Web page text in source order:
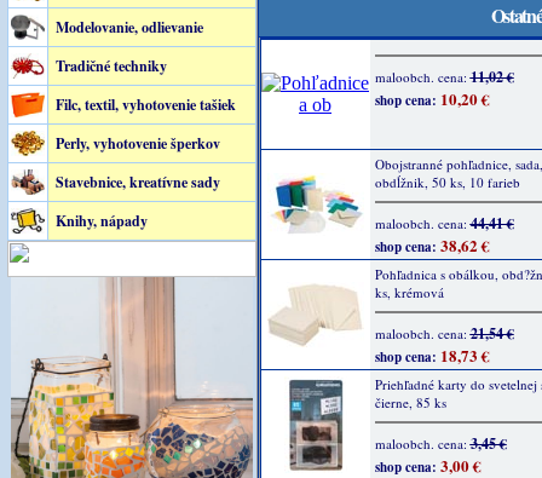
Modelovanie, odlievanie
Tradičné techniky
Filc, textil, vyhotovenie tašiek
Perly, vyhotovenie šperkov
Stavebnice, kreatívne sady
Knihy, nápady
maloobch. cena:11,02 €
shop cena: 10,20 €
Obojstranné pohľadnice, sada,
obdĺžnik, 50 ks, 10 farieb
maloobch. cena:44,41 €
shop cena: 38,62 €
Pohľadnica s obálkou,
ks, krémová
maloobch. cena:21,54 €
shop cena: 18,73 €
Priehľadné karty do svetelnej
čierne, 85 ks
maloobch. cena:3,45 €
shop cena: 3,00 €